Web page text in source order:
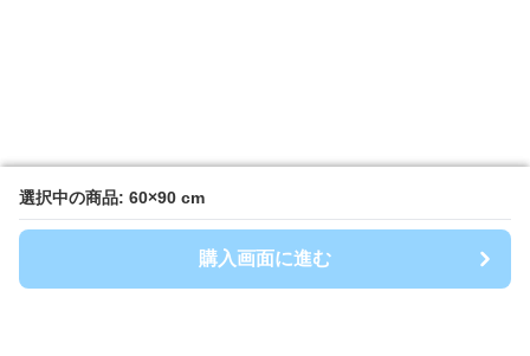
選択中の商品: 60×90 cm
購入画面に進む
選択中の商品: 60×90 cm
購入画面に進む